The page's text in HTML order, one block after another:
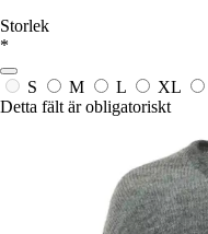
Storlek
*
S M L XL
Detta fält är obligatoriskt